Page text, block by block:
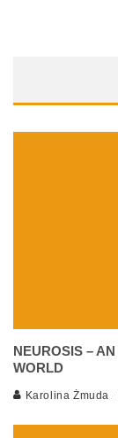
NEUROSIS –
WORLD
Karolina Żmuda